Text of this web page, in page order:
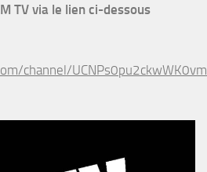
TV via le lien ci-dessous
channel/